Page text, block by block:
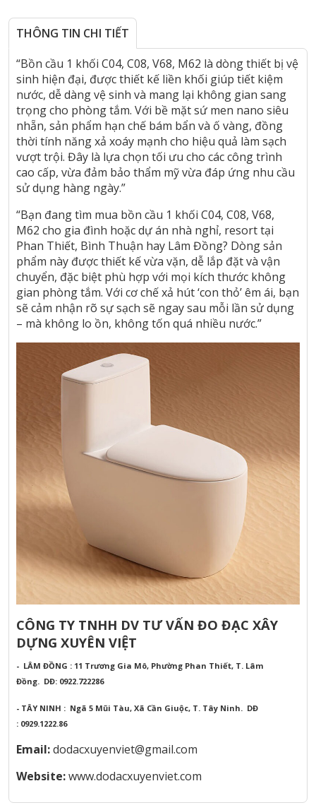
THÔNG TIN CHI TIẾT
“Bồn cầu 1 khối C04, C08, V68, M62 là dòng thiết bị vệ
sinh hiện đại, được thiết kế liền khối giúp tiết kiệm
nước, dễ dàng vệ sinh và mang lại không gian sang
trọng cho phòng tắm. Với bề mặt sứ men nano siêu
nhẵn, sản phẩm hạn chế bám bẩn và ố vàng, đồng
thời tính năng xả xoáy mạnh cho hiệu quả làm sạch
vượt trội. Đây là lựa chọn tối ưu cho các công trình
cao cấp, vừa đảm bảo thẩm mỹ vừa đáp ứng nhu cầu
sử dụng hàng ngày.”
“Bạn đang tìm mua bồn cầu 1 khối C04, C08, V68,
M62 cho gia đình hoặc dự án nhà nghỉ, resort tại
Phan Thiết, Bình Thuận hay Lâm Đồng? Dòng sản
phẩm này được thiết kế vừa vặn, dễ lắp đặt và vận
chuyển, đặc biệt phù hợp với mọi kích thước không
gian phòng tắm. Với cơ chế xả hút ‘con thỏ’ êm ái, bạn
sẽ cảm nhận rõ sự sạch sẽ ngay sau mỗi lần sử dụng
– mà không lo ồn, không tốn quá nhiều nước.”
CÔNG TY TNHH DV TƯ VẤN ĐO ĐẠC XÂY
DỰNG XUYÊN VIỆT
- LÂM ĐỒNG : 11 Trương Gia Mô, Phường Phan Thiết, T. Lâm
Đồng. DĐ: 0922.722286
- TÂY NINH : Ngã 5 Mũi Tàu, Xã Cần Giuộc, T. Tây Ninh. DĐ
: 0929.1222.86
Email:dodacxuyenviet@gmail.com
Website:www.dodacxuyenviet.com